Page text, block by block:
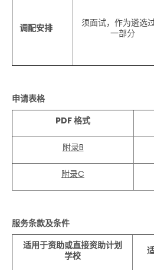
调配安排
须面试，作为遴选
一部分
申请表格
PDF格式
附录B
附录C
服务条款及条件
适用于资助或直接资助计划
学校